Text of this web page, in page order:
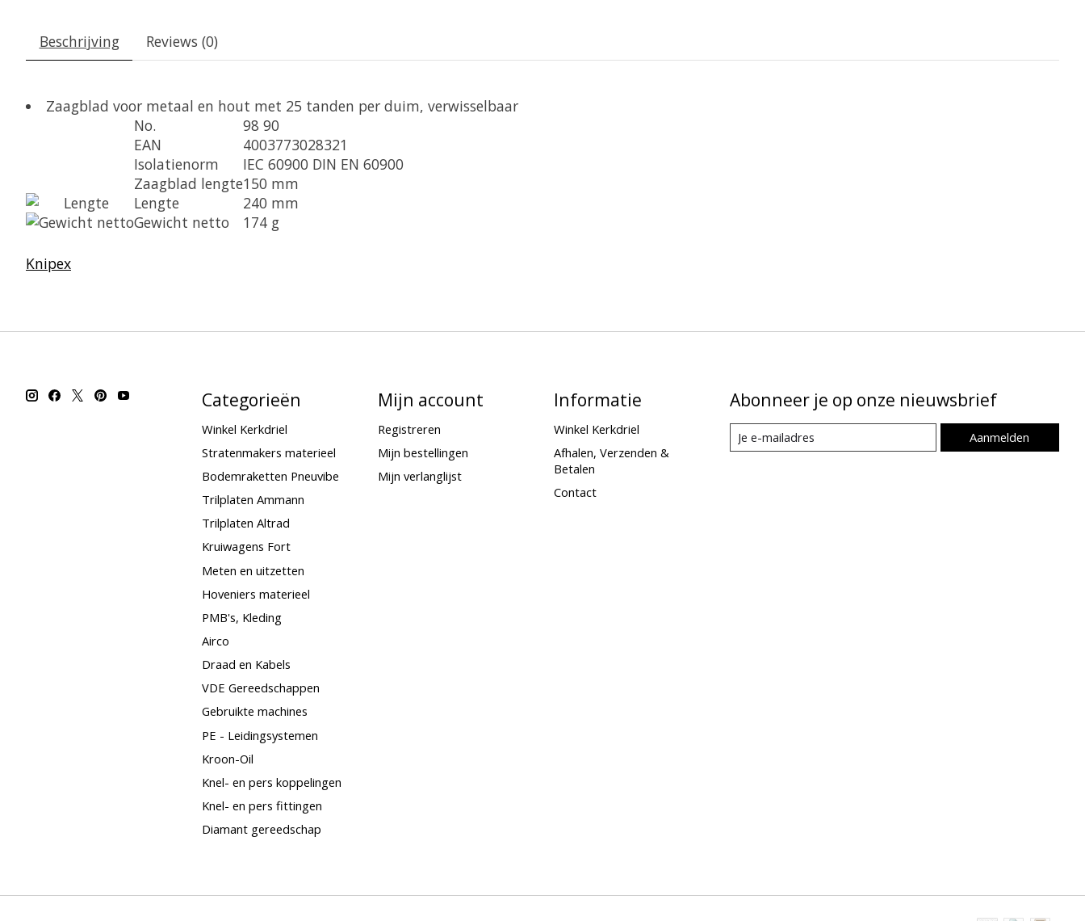
Beschrijving Reviews (0)
Zaagblad voor metaal en hout met 25 tanden per duim, verwisselbaar
No.
98 90
EAN
4003773028321
Isolatienorm
IEC 60900 DIN EN 60900
Zaagblad lengte150 mm
Lengte
240 mm
Gewicht netto
174 g
Knipex
Categorieën
Winkel Kerkdriel
Stratenmakers materieel
Bodemraketten Pneuvibe
Trilplaten Ammann
Trilplaten Altrad
Kruiwagens Fort
Meten en uitzetten
Hoveniers materieel
PMB's, Kleding
Airco
Draad en Kabels
VDE Gereedschappen
Gebruikte machines
PE - Leidingsystemen
Kroon-Oil
Knel- en pers koppelingen
Knel- en pers fittingen
Diamant gereedschap
Mijn account
Registreren
Mijn bestellingen
Mijn verlanglijst
Informatie
Winkel Kerkdriel
Afhalen, Verzenden &
Betalen
Contact
Abonneer je op onze nieuwsbrief
Aanmelden